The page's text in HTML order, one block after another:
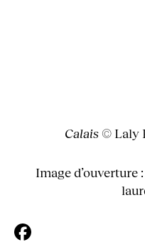
Calais © Laly
Image d’ouverture :